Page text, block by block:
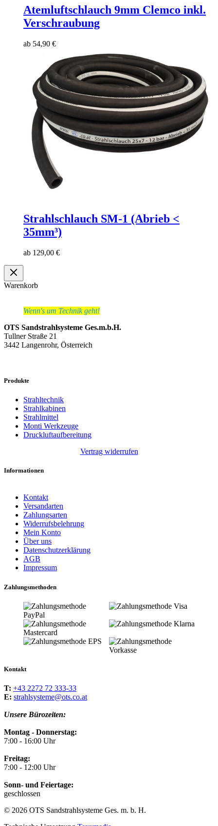
Atemluftschlauch 9mm Clemco inkl.
Verschraubung
ab 54,90 €
Strahlschlauch SM-1 (Abrieb <
35mm³)
ab 129,00 €
Warenkorb
Wenn's um Technik geht!
OTS Sandstrahlsysteme Ges.m.b.H.
Tullner Straße 21
3442 Langenrohr, Österreich
Produkte
Strahltechnik
Strahlkabinen
Strahlmittel
Monti Werkzeuge
Druckluftaufbereitung
Vertrag widerrufen
Informationen
Kontakt
Versandarten
Zahlungsarten
Widerrufsbelehrung
Mein Konto
Über uns
Datenschutzerklärung
AGB
Impressum
Zahlungsmethoden
Kontakt
T: +43 2272 72 333-33
E: strahlsysteme@ots.co.at
Unsere Bürozeiten:
Montag - Donnerstag:
7:00 - 16:00 Uhr
Freitag:
7:00 - 12:00 Uhr
Sonn- und Feiertage:
geschlossen
© 2026 OTS Sandstrahlsysteme Ges. m. b. H.